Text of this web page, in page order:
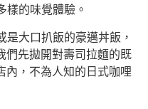
樣的味覺體驗。
大口扒飯的豪邁丼飯，
們先拋開對壽司拉麵的既
內，不為人知的日式咖哩